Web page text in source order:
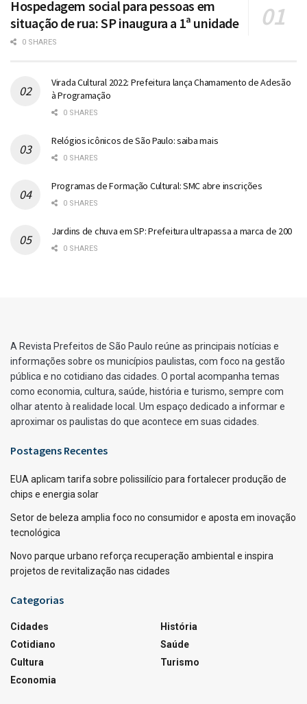
Hospedagem social para pessoas em
situação de rua: SP inaugura a 1ª unidade
0 SHARES
Virada Cultural 2022: Prefeitura lança Chamamento de Adesão
à Programação
0 SHARES
Relógios icônicos de São Paulo: saiba mais
0 SHARES
Programas de Formação Cultural: SMC abre inscrições
0 SHARES
Jardins de chuva em SP: Prefeitura ultrapassa a marca de 200
0 SHARES
A Revista Prefeitos de São Paulo reúne as principais notícias e
informações sobre os municípios paulistas, com foco na gestão
pública e no cotidiano das cidades. O portal acompanha temas
como economia, cultura, saúde, história e turismo, sempre com
olhar atento à realidade local. Um espaço dedicado a informar e
aproximar os paulistas do que acontece em suas cidades.
Postagens Recentes
EUA aplicam tarifa sobre polissilício para fortalecer produção de
chips e energia solar
Setor de beleza amplia foco no consumidor e aposta em inovação
tecnológica
Novo parque urbano reforça recuperação ambiental e inspira
projetos de revitalização nas cidades
Categorias
Cidades
Cotidiano
Cultura
Economia
História
Saúde
Turismo